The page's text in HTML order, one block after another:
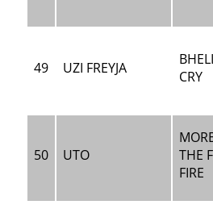
49 UZI FREYJA
CRY
50 UTO
THE
FIRE